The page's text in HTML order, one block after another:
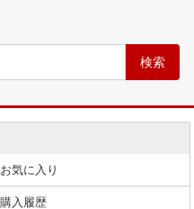
お気に入り
購入履歴